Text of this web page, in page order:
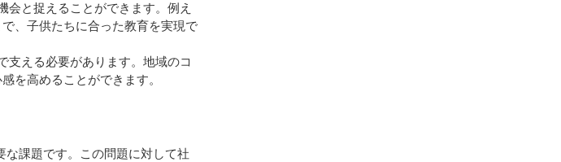
会と捉えることができます。例え
、子供たちに合った教育を実現で
支える必要があります。地域のコ
を高めることができます。
課題です。この問題に対して社